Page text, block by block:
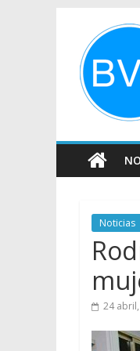
Noticias
24